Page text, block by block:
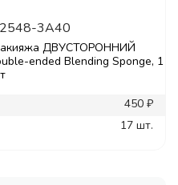
3A40
ДВУСТОРОННИЙ
ended Blending Sponge, 1
450 ₽
17 шт.